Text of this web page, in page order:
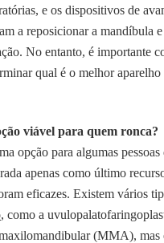
e os dispositivos de
a reposicionar a mandíbula
No entanto, é importante
qual é o melhor aparelho
viável para quem ronca?
opção para algumas pessoas
apenas como último
eficazes. Existem vários
, como a
(MMA), mas